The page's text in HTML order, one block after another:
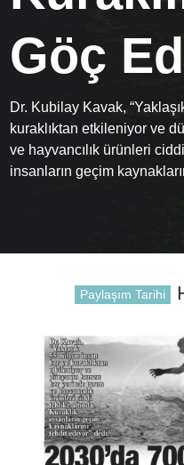
Göç
Dr. Kubilay Kavak,
kuraklıktan etkileniyor ve
ve hayvancılık ürünleri
insanların geçim
Paylaşım Tarihi